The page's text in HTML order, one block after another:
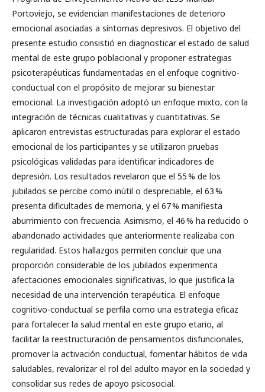
Portoviejo, se evidencian manifestaciones de deterioro
emocional asociadas a síntomas depresivos. El objetivo del
presente estudio consistió en diagnosticar el estado de salud
mental de este grupo poblacional y proponer estrategias
psicoterapéuticas fundamentadas en el enfoque cognitivo-
conductual con el propósito de mejorar su bienestar
emocional. La investigación adoptó un enfoque mixto, con la
integración de técnicas cualitativas y cuantitativas. Se
aplicaron entrevistas estructuradas para explorar el estado
emocional de los participantes y se utilizaron pruebas
psicológicas validadas para identificar indicadores de
depresión. Los resultados revelaron que el 55 % de los
jubilados se percibe como inútil o despreciable, el 63 %
presenta dificultades de memoria, y el 67 % manifiesta
aburrimiento con frecuencia. Asimismo, el 46 % ha reducido o
abandonado actividades que anteriormente realizaba con
regularidad. Estos hallazgos permiten concluir que una
proporción considerable de los jubilados experimenta
afectaciones emocionales significativas, lo que justifica la
necesidad de una intervención terapéutica. El enfoque
cognitivo-conductual se perfila como una estrategia eficaz
para fortalecer la salud mental en este grupo etario, al
facilitar la reestructuración de pensamientos disfuncionales,
promover la activación conductual, fomentar hábitos de vida
saludables, revalorizar el rol del adulto mayor en la sociedad y
consolidar sus redes de apoyo psicosocial.